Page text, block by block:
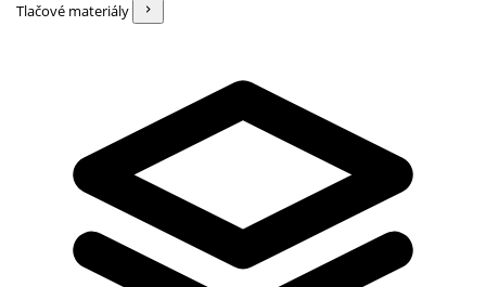
Tlačové materiály